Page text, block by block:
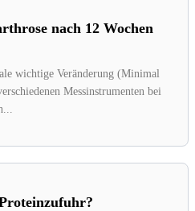
nach 12 Wochen
wichtige Veränderung (Minimal
Messinstrumenten bei